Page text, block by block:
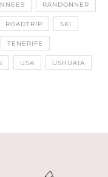
RANDONNER
ROADTRIP SKI
TENERIFE
USA USHUAIA